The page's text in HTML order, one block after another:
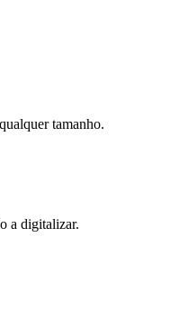
tamanho.
a digitalizar.